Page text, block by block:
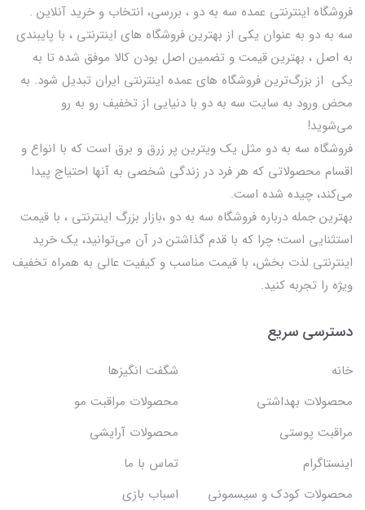
فروشگاه اینترنتی عمده سه به دو ، بررسی، انتخاب و خرید آنلاین .
سه به دو به عنوان یکی از بهترين فروشگاه های اینترنتی ، با پایبندی
به اصل ، بهترين قيمت و تضمین اصل‌ بودن کالا موفق شده تا به
يكي از بزرگ‌ترين فروشگاه هاي عمده اینترنتی ایران تبدیل شود. به
محض ورود به سایت سه به دو با دنیایی از تخفيف رو به رو
می‌شوید!
فروشگاه سه به دو مثل یک ویترین پر زرق و برق است که با انواع و
اقسام محصولاتی که هر فرد در زندگی شخصی به آنها احتیاج پیدا
می‌کند، چیده شده است.
بهترين جمله درباره فروشگاه سه به دو ،بازار بزرگ اینترنتی ، با قيمت
استثنايي است؛ چرا که با قدم گذاشتن در آن می‌توانید، یک خرید
اینترنتی لذت بخش، با قیمت مناسب و کیفیت عالی به همراه تخفیف
ویژه را تجربه کنید.
دسترسی سریع
خانه
شگفت انگيزها
محصولات بهداشتي
محصولات مراقبت مو
مراقبت پوستی
محصولات آرایشی
اینستاگرام
تماس با ما
محصولات کودک و سیسمونی
اسباب بازی